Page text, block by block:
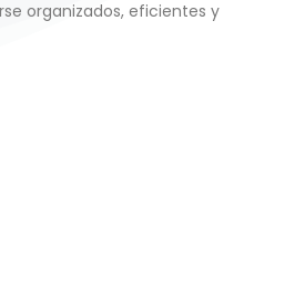
organizados, eficientes y